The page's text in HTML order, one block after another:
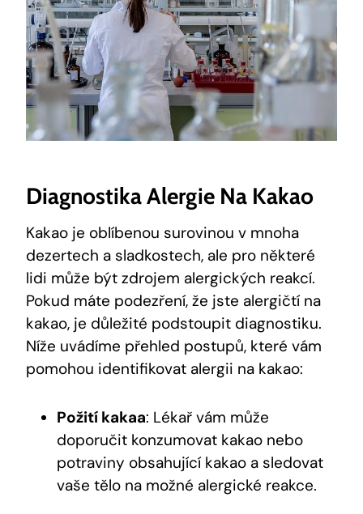
Diagnostika Alergie Na Kakao
Kakao je oblíbenou surovinou v mnoha
dezertech a sladkostech, ale pro některé
lidi může být zdrojem alergických reakcí.
Pokud máte podezření, že jste alergičtí na
kakao, je důležité podstoupit diagnostiku.
Níže uvádíme přehled postupů, které vám
pomohou identifikovat alergii na kakao:
Požití kakaa: Lékař vám může
doporučit konzumovat kakao nebo
potraviny obsahující kakao a sledovat
vaše tělo na možné alergické reakce.